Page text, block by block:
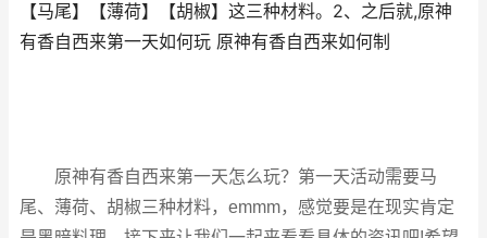
【马尾】【薄荷】【胡椒】这三种材料。2、之后就,原神
有香自西来第一天如何玩 原神有香自西来如何制
原神有香自西来第一天怎么玩？第一天活动需要马
尾、薄荷、胡椒三种材料，emmm，感觉要是在现实肯定